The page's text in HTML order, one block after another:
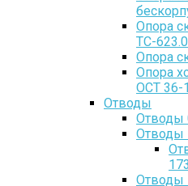
Опора
ТС-
Опора
Опора
ОСТ 36-
Отводы
Отводы
Отводы
Отводы